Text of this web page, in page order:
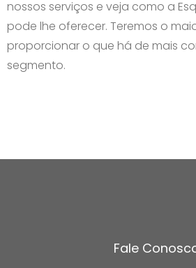
nossos serviços e veja como a
pode lhe oferecer. Teremos o
proporcionar o que há de mais
segmento.
Fale